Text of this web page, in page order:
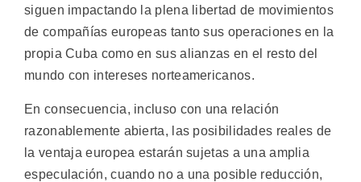
siguen impactando la plena libertad de movimientos
de compañías europeas tanto sus operaciones en la
propia Cuba como en sus alianzas en el resto del
mundo con intereses norteamericanos.
En consecuencia, incluso con una relación
razonablemente abierta, las posibilidades reales de
la ventaja europea estarán sujetas a una amplia
especulación, cuando no a una posible reducción,